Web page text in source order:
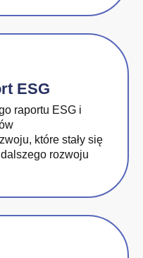
ESG
raportu ESG i
które stały się
rozwoju